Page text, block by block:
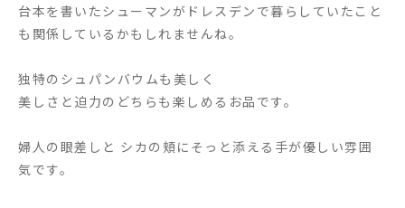
台本を書いたシューマンがドレスデンで暮らしていたこと
も関係しているかもしれませんね。
独特のシュパンバウムも美しく
美しさと迫力のどちらも楽しめるお品です。
婦人の眼差しと シカの頬にそっと添える手が優しい雰囲
気です。